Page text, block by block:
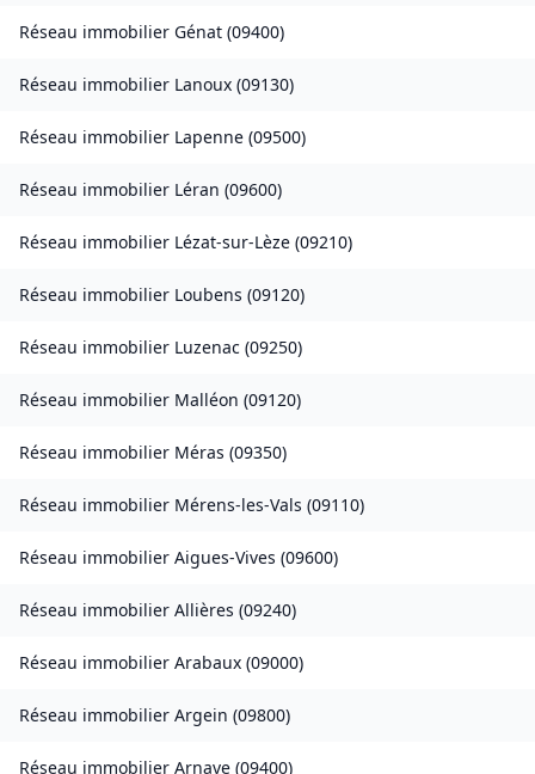
Réseau immobilier Génat (09400)
Réseau immobilier Lanoux (09130)
Réseau immobilier Lapenne (09500)
Réseau immobilier Léran (09600)
Réseau immobilier Lézat-sur-Lèze (09210)
Réseau immobilier Loubens (09120)
Réseau immobilier Luzenac (09250)
Réseau immobilier Malléon (09120)
Réseau immobilier Méras (09350)
Réseau immobilier Mérens-les-Vals (09110)
Réseau immobilier Aigues-Vives (09600)
Réseau immobilier Allières (09240)
Réseau immobilier Arabaux (09000)
Réseau immobilier Argein (09800)
Réseau immobilier Arnave (09400)